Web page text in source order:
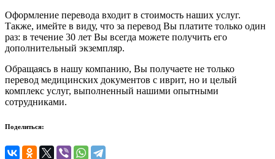
Оформление перевода входит в стоимость наших услуг.
Также, имейте в виду, что за перевод Вы платите только один
раз: в течение 30 лет Вы всегда можете получить его
дополнительный экземпляр.
Обращаясь в нашу компанию, Вы получаете не только
перевод медицинских документов с иврит, но и целый
комплекс услуг, выполненный нашими опытными
сотрудниками.
Поделиться: